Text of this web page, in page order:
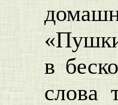
в
слова